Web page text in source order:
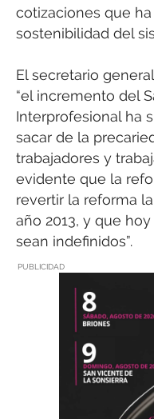
cotizaciones que
sostenibilidad del
El secretario
“el incremento del
Interprofesional ha
sacar de la
trabajadores y
evidente que la
revertir la reforma
año 2013, y que
sean indefinidos”.
PUBLICIDAD